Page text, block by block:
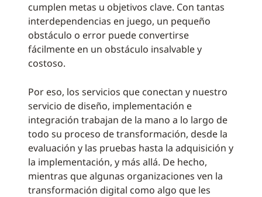
cumplen metas u objetivos clave. Con tantas
interdependencias en juego, un pequeño
obstáculo o error puede convertirse
fácilmente en un obstáculo insalvable y
costoso.
Por eso, los servicios que conectan y nuestro
servicio de diseño, implementación e
integración trabajan de la mano a lo largo de
todo su proceso de transformación, desde la
evaluación y las pruebas hasta la adquisición y
la implementación, y más allá. De hecho,
mientras que algunas organizaciones ven la
transformación digital como algo que les